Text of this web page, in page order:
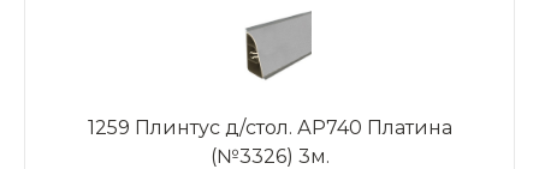
1259 Плинтус д/стол. АР740 Платина
(№3326) 3м.